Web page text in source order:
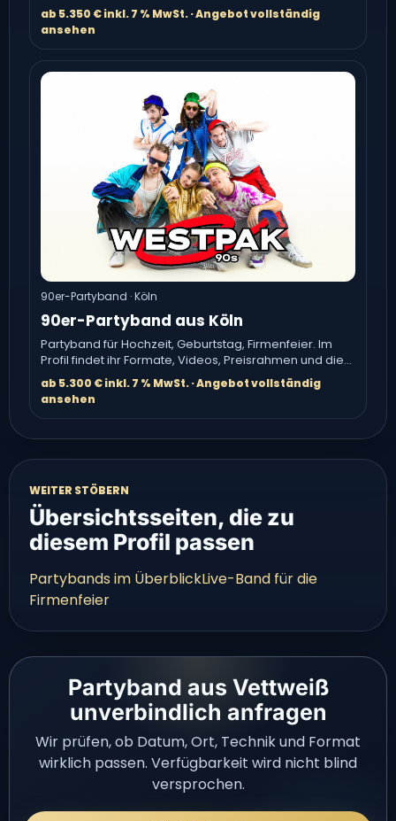
ab 5.350 € inkl. 7 % MwSt. · Angebot vollständig
ansehen
90er-Partyband · Köln
90er-Partyband aus Köln
Partyband für Hochzeit, Geburtstag, Firmenfeier. Im
Profil findet ihr Formate, Videos, Preisrahmen und die
direkte Anfrage.
ab 5.300 € inkl. 7 % MwSt. · Angebot vollständig
ansehen
WEITER STÖBERN
Übersichtsseiten, die zu
diesem Profil passen
Partybands im ÜberblickLive-Band für die
Firmenfeier
Partyband aus Vettweiß
unverbindlich anfragen
Wir prüfen, ob Datum, Ort, Technik und Format
wirklich passen. Verfügbarkeit wird nicht blind
versprochen.